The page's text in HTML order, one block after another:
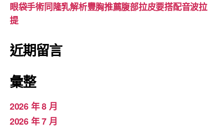
眼袋手術同隆乳解析豐胸推薦腹部拉皮要搭配音波拉
提
近期留言
彙整
2026 年 8 月
2026 年 7 月